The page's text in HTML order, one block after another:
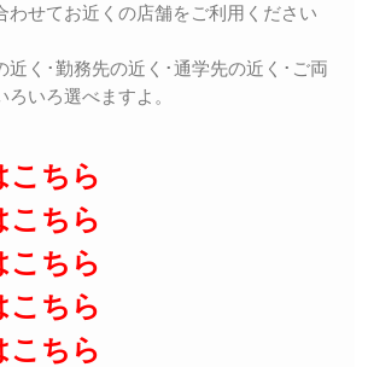
わせてお近くの店舗をご利用ください
近く･勤務先の近く･通学先の近く･ご両
いろ選べますよ。
ちら
ちら
ちら
ちら
ちら